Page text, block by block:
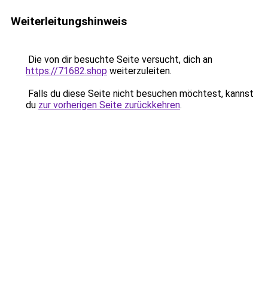
Weiterleitungshinweis
Die von dir besuchte Seite versucht, dich an
https://71682.shop weiterzuleiten.
Falls du diese Seite nicht besuchen möchtest, kannst
du zur vorherigen Seite zurückkehren.